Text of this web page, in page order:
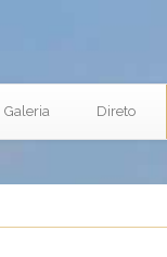
Galeria Direto